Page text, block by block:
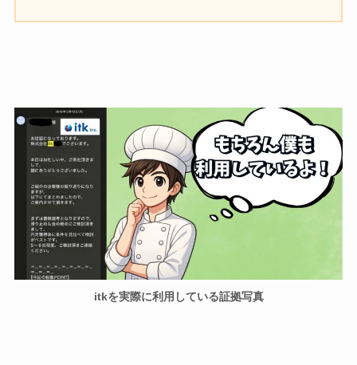
itkを実際に利用している証拠写真